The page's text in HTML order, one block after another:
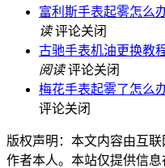
富利斯手表起雾怎么
读 评论关闭
古驰手表机油更换教
阅读 评论关闭
梅花手表起雾了怎么
评论关闭
版权声明：本文内容由互
作者本人。本站仅提供信